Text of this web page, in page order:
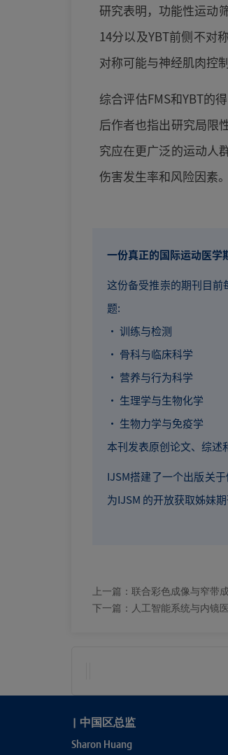
研究表明，功能性运动
14分以及YBT前侧不对
对称可能与神经肌肉控
综合评估FMS和YBT的
后作者也指出研究局限
究应在更广泛的运动人
伤害发生率和风险因素。
一份真正的国际运动医学
这份备受推崇的期刊目
题:
· 训练与检测
· 骨科与临床科学
· 营养与行为科学
· 生理学与生物化学
· 生物力学与免疫学
本刊发表原创论文、综述
IJSM搭建了一个出版关
为IJSM 的开放获取姊妹
上一篇： 联合彩色成像与窄带
下一篇： 人工智能系统与内镜
| 中国区总监
Sharon Huang